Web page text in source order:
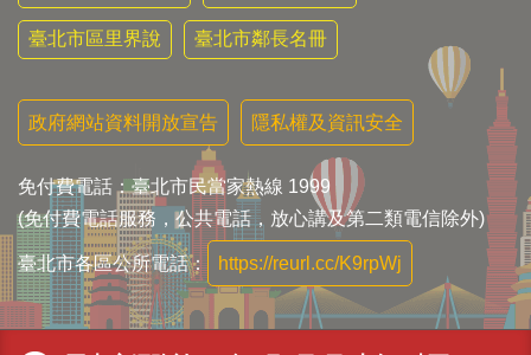
臺北市區里界說 臺北市鄰長名冊
政府網站資料開放宣告 隱私權及資訊安全
免付費電話：臺北市民當家熱線 1999
(免付費電話服務，公共電話，放心講及第二類電信除外)
臺北市各區公所電話： https://reurl.cc/K9rpWj